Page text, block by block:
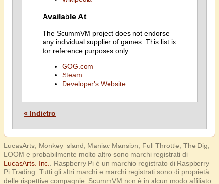
Available At
The ScummVM project does not endorse
any individual supplier of games. This list is
for reference purposes only.
GOG.com
Steam
Developer's Website
« Indietro
LucasArts, Monkey Island, Maniac Mansion, Full Throttle, The Dig,
LOOM e probabilmente molto altro sono marchi registrati di
LucasArts, Inc.
. Raspberry Pi è un marchio registrato di Raspberry
Pi Trading. Tutti gli altri marchi e marchi registrati sono di proprietà
delle rispettive compagnie. ScummVM non è in alcun modo affiliato